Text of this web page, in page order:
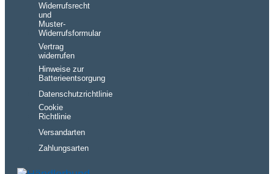
Widerrufsrecht
und
Muster-
Widerrufsformular
Vertrag
widerrufen
Hinweise zur
Batterieentsorgung
Datenschutzrichtlinie
Cookie
Richtlinie
Versandarten
Zahlungsarten